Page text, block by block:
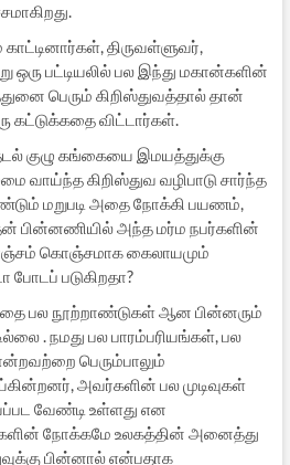
திருவள்ளுவர்,
ஒரு பட்டியலில் பல இந்து மகான்களின்
பெரும் கிறிஸ்துவத்தால் தான்
கட்டுக்கதை விட்டார்கள்.
குழு கங்கையை இமயத்துக்கு
வாய்ந்த கிறிஸ்துவ வழிபாடு சார்ந்த
மறுபடி அதை நோக்கி பயணம்,
பின்னணியில் அந்த மர்ம நபர்களின்
கொஞ்சமாக கைலாயமும்
போடப் படுகிறதா?
பல நூற்றாண்டுகள் ஆன பின்னரும்
. நமது பல பாரம்பரியங்கள், பல
பெரும்பாலும்
அவர்களின் பல முடிவுகள்
வேண்டி உள்ளது என
நோக்கமே உலகத்தின் அனைத்து
பின்னால் என்பதாக